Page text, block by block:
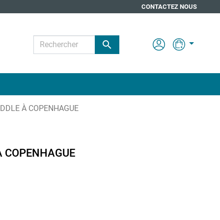
CONTACTEZ NOUS

À COPENHAGUE
COPENHAGUE